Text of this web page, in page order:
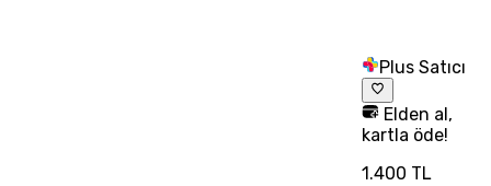
Plus Satıcı
Elden al,
kartla öde!
1.400 TL